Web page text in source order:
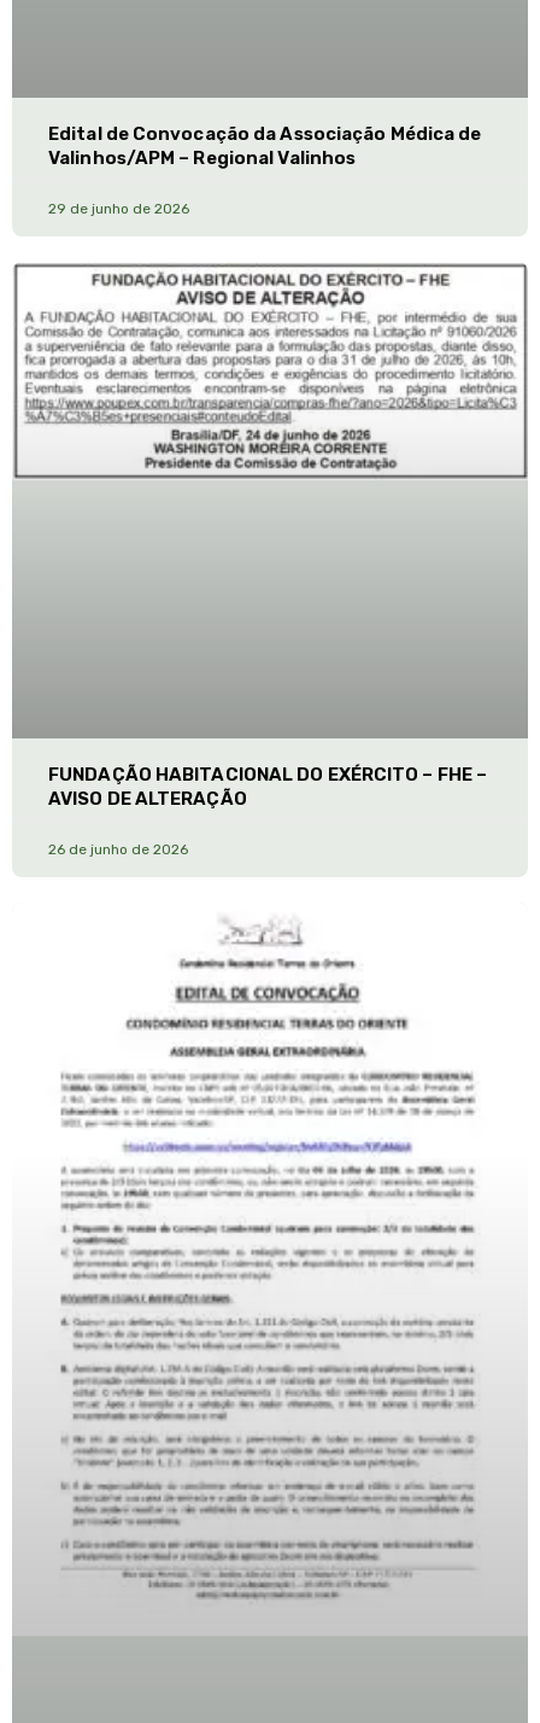
Edital de Convocação da Associação Médica de
Valinhos/APM – Regional Valinhos
29 de junho de 2026
FUNDAÇÃO HABITACIONAL DO EXÉRCITO – FHE –
AVISO DE ALTERAÇÃO
26 de junho de 2026